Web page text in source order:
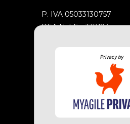
P. IVA 05033130757
REA N. LE - 337124
© Temiño Premium